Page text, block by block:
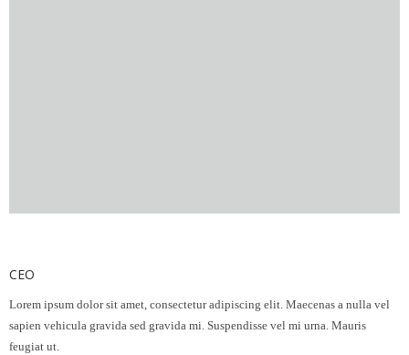
CEO
Lorem ipsum dolor sit amet, consectetur adipiscing elit. Maecenas a nulla vel
sapien vehicula gravida sed gravida mi. Suspendisse vel mi urna. Mauris
feugiat ut.